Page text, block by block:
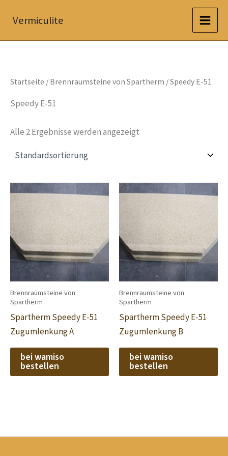
InhaltVermiculite
Startseite / Brennraumsteine von Spartherm / Speedy E-51
Speedy E-51
Alle 2 Ergebnisse werden angezeigt
Brennraumsteine von
Spartherm
Spartherm Speedy E-51
Zugumlenkung A
bei wamiso
bestellen
Brennraumsteine von
Spartherm
Spartherm Speedy E-51
Zugumlenkung B
bei wamiso
bestellen